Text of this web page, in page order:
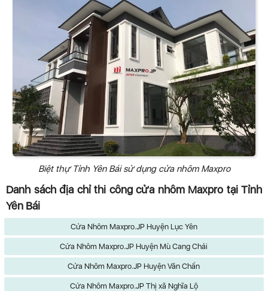
Biệt thự Tỉnh Yên Bái sử dụng cửa nhôm Maxpro
Danh sách địa chỉ thi công cửa nhôm Maxpro tại Tỉnh
Yên Bái
Cửa Nhôm Maxpro.JP Huyện Lục Yên
Cửa Nhôm Maxpro.JP Huyện Mù Cang Chải
Cửa Nhôm Maxpro.JP Huyện Văn Chấn
Cửa Nhôm Maxpro.JP Thị xã Nghĩa Lộ